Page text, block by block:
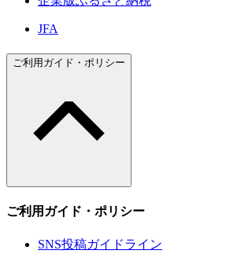
JFA
ご利用ガイド・ポリシー
ご利用ガイド・ポリシー
SNS投稿ガイドライン